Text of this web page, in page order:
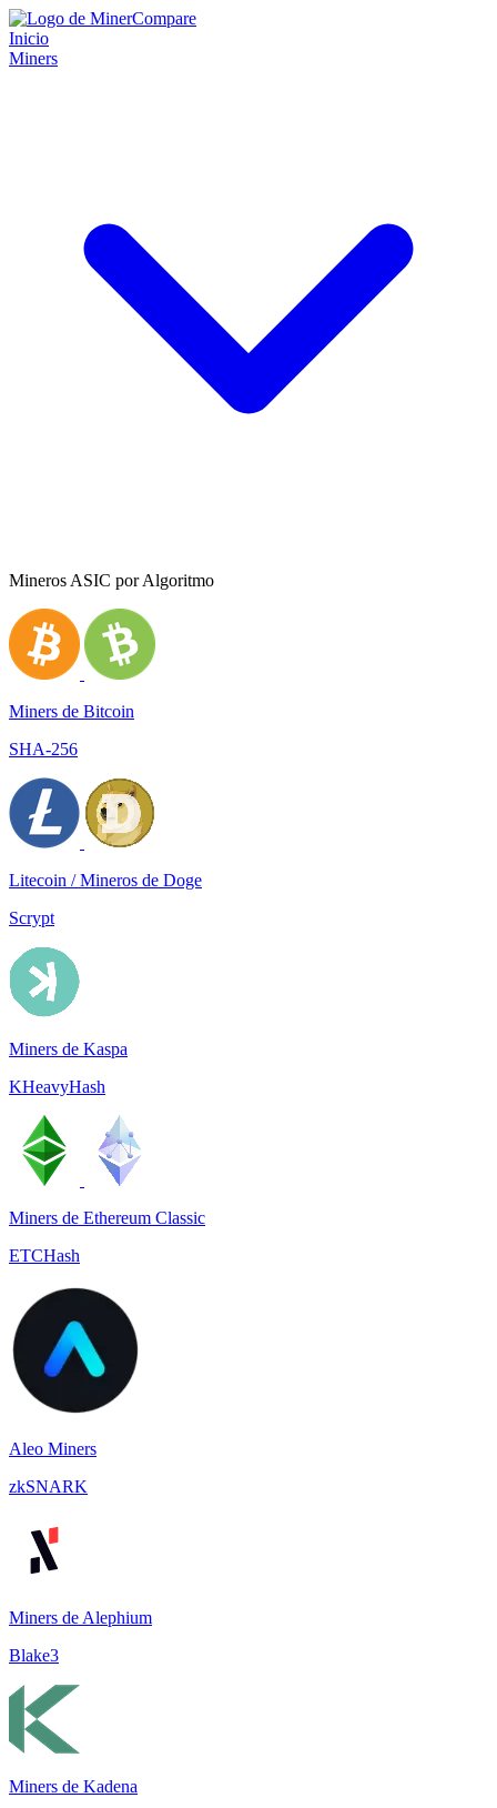
Inicio
Miners
Mineros ASIC por Algoritmo
Miners de Bitcoin
SHA-256
Litecoin / Mineros de Doge
Scrypt
Miners de Kaspa
KHeavyHash
Miners de Ethereum Classic
ETCHash
Aleo Miners
zkSNARK
Miners de Alephium
Blake3
Miners de Kadena